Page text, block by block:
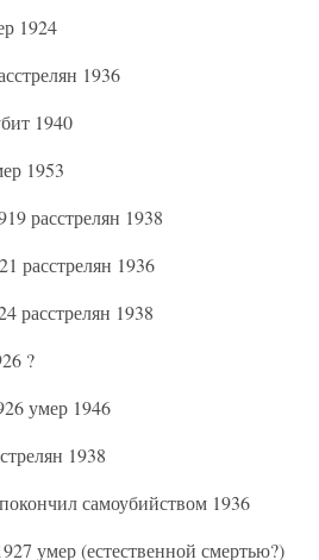
1924
1936
1940
1953
расстрелян 1938
расстрелян 1936
расстрелян 1938
?
умер 1946
1938
самоубийством 1936
умер (естественной смертью?)